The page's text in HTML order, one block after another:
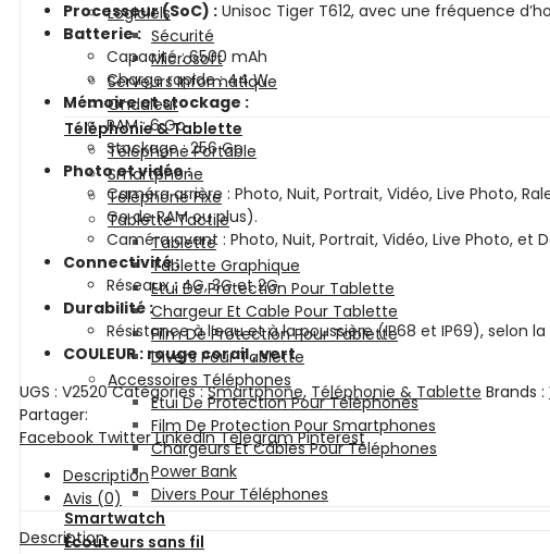
Logiciels
Sécurité
Microsoft
Serveurs Informatique
Onduleur
Téléphonie & Tablette
Téléphone Portable
Smartphone
Téléphone Fixe
Tablette Tactile
Tablette
Tablette Graphique
Etui De Protection Pour Tablette
Chargeur Et Cable Pour Tablette
Film De Protection Pour Tablette
Divers Pour Tablette
Accessoires Téléphones
Etui De Protection Pour Téléphones
Film De Protection Pour Smartphones
Chargeurs Et Câbles Pour Téléphones
Power Bank
Divers Pour Téléphones
Smartwatch
Écouteurs sans fil
Processeur (SoC) : Unisoc Tiger T612, avec une fréquence
Batterie :
Capacité : 6500 mAh
Charge rapide : 44 W
Mémoire et stockage :
RAM : 6 Go
Stockage : 256 Go
Photo et vidéo :
Caméra arrière : Photo, Nuit, Portrait, Vidéo, Live Photo,
Go de RAM ou plus).
Caméra avant : Photo, Nuit, Portrait, Vidéo, Live Photo, et
Connectivité :
Réseaux : 4G, 3G et 2G
Durabilité :
Résistance à l’eau et à la poussière (IP68 et IP69), selon
COULEUR : rouge corail , vert
UGS : V2520 Catégories :Smartphone, Téléphonie & Tablette Brands :
Partager:
Facebook Twitter LinkedIn Telegram Pinterest
Description
Avis (0)
Description